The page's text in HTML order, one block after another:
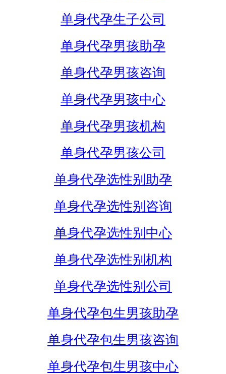
单身代孕生子公司
单身代孕男孩助孕
单身代孕男孩咨询
单身代孕男孩中心
单身代孕男孩机构
单身代孕男孩公司
单身代孕选性别助孕
单身代孕选性别咨询
单身代孕选性别中心
单身代孕选性别机构
单身代孕选性别公司
单身代孕包生男孩助孕
单身代孕包生男孩咨询
单身代孕包生男孩中心